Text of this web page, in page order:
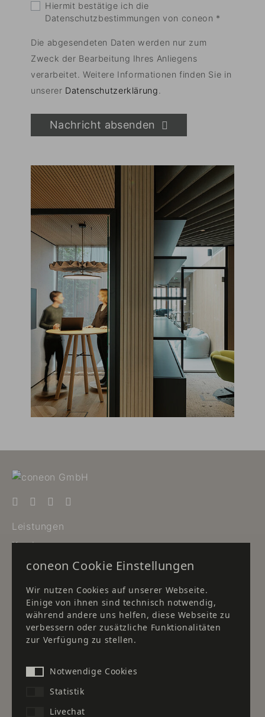
Hiermit bestätige ich die
Datenschutzbestimmungen von coneon *
Die abgesendeten Daten werden nur zum
Zweck der Bearbeitung Ihres Anliegens
verarbeitet. Weitere Informationen finden Sie in
unserer Datenschutzerklärung
Nachricht absenden
Leistungen
Karriere
Newsletter
Standort Düsseldorf
Standort Frankfurt
Kontakt
coneon Cookie Einstellungen
Wir nutzen Cookies auf unserer Webseite.
Einige von ihnen sind technisch notwendig,
während andere uns helfen, diese Webseite zu
verbessern oder zusätzliche Funktionalitäten
zur Verfügung zu stellen.
Notwendige Cookies
Statistik
Livechat